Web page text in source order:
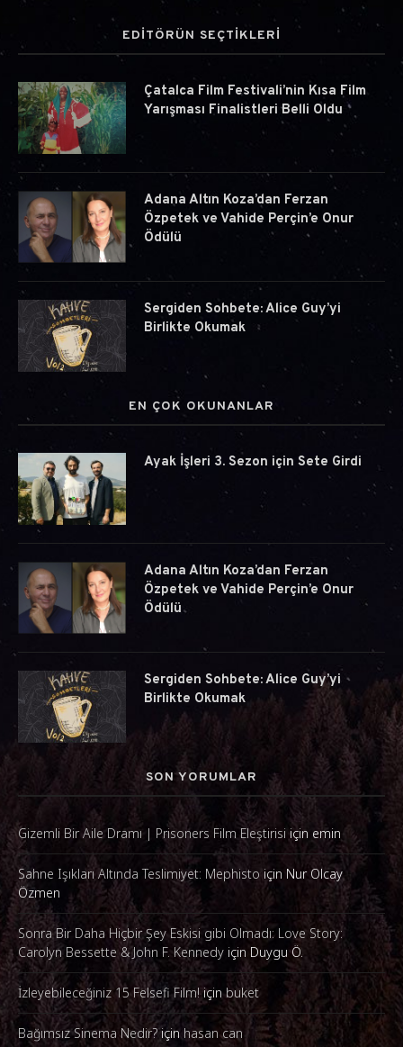
EDİTÖRÜN SEÇTİKLERİ
Çatalca Film Festivali’nin Kısa Film
Yarışması Finalistleri Belli Oldu
Adana Altın Koza’dan Ferzan
Özpetek ve Vahide Perçin’e Onur
Ödülü
Sergiden Sohbete: Alice Guy’yi
Birlikte Okumak
EN ÇOK OKUNANLAR
Ayak İşleri 3. Sezon için Sete Girdi
Adana Altın Koza’dan Ferzan
Özpetek ve Vahide Perçin’e Onur
Ödülü
Sergiden Sohbete: Alice Guy’yi
Birlikte Okumak
SON YORUMLAR
Gizemli Bir Aile Dramı | Prisoners Film Eleştirisi için emin
Sahne Işıkları Altında Teslimiyet: Mephisto için Nur Olcay
Özmen
Sonra Bir Daha Hiçbir Şey Eskisi gibi Olmadı: Love Story:
Carolyn Bessette & John F. Kennedy için Duygu Ö.
İzleyebileceğiniz 15 Felsefi Film!içinbuket
Bağımsız Sinema Nedir?için hasan can